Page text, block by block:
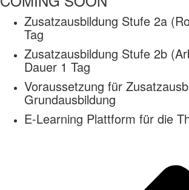
Zusatzausbildung Stufe 2a
Tag
Zusatzausbildung Stufe 2b
Dauer 1 Tag
Voraussetzung für
Grundausbildung
E-Learning Plattform für die